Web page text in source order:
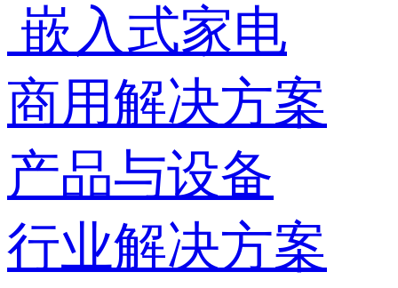
嵌入式家电
商用解决方案
产品与设备
行业解决方案